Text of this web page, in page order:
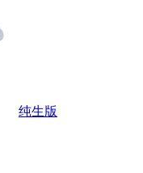
纯生版